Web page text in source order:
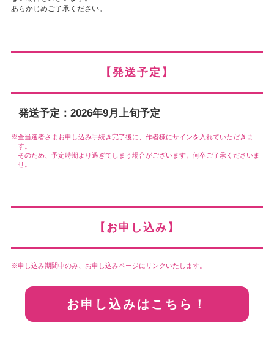
あらかじめご了承ください。
【発送予定】
発送予定：2026年9月上旬予定
全当選者さまお申し込み手続き完了後に、作者様にサインを入れていただきま
す。
そのため、予定時期より過ぎてしまう場合がございます。何卒ご了承くださいま
せ。
【お申し込み】
申し込み期間中のみ、お申し込みページにリンクいたします。
お申し込みはこちら！